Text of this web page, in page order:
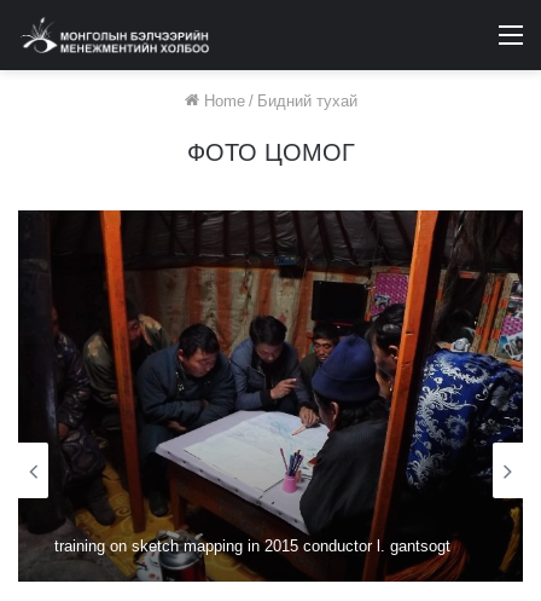
Home / Бидний тухай
ФОТО ЦОМОГ
training on sketch mapping in 2015 conductor l. gantsogt